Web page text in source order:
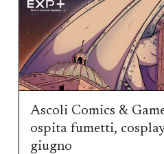
Ascoli Comics &
ospita fumetti,
giugno